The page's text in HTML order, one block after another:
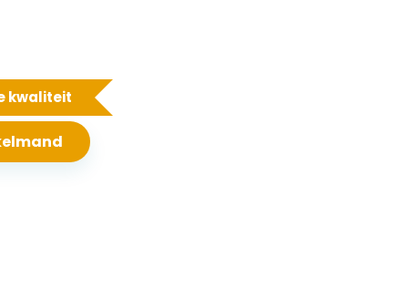
kwaliteit